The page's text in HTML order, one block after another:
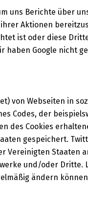
uns Berichte über
Aktionen
ist oder diese
haben Google nicht
von Webseiten in
Codes, der
des Cookies
gespeichert.
Vereinigten Staaten
und/oder Dritte.
ändern